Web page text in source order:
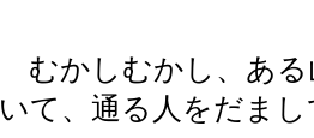
むかしむかし、ある
いて、通る人をだま